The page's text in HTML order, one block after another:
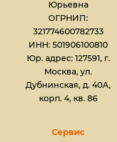
Юрьевна​
ОГРНИП:
321774600782733
ИНН: 501906100810
Юр. адрес: 127591, г.
Москва, ул.
Дубнинская, д. 40А,
корп. 4, кв. 86
Сервис